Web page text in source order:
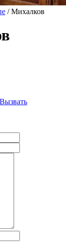
/ Михалков
Вызвать